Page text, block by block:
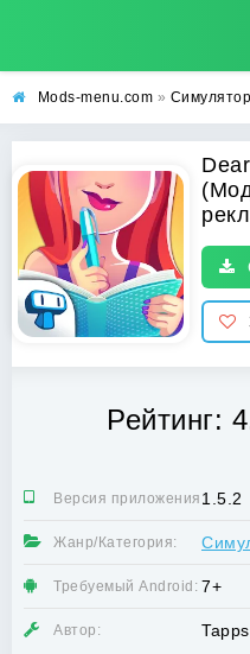
Mods-menu.com »
Рейтинг:
Версия приложения:1.5.2
Жанр/Категория:
Требуемый Android: 7+
Автор: